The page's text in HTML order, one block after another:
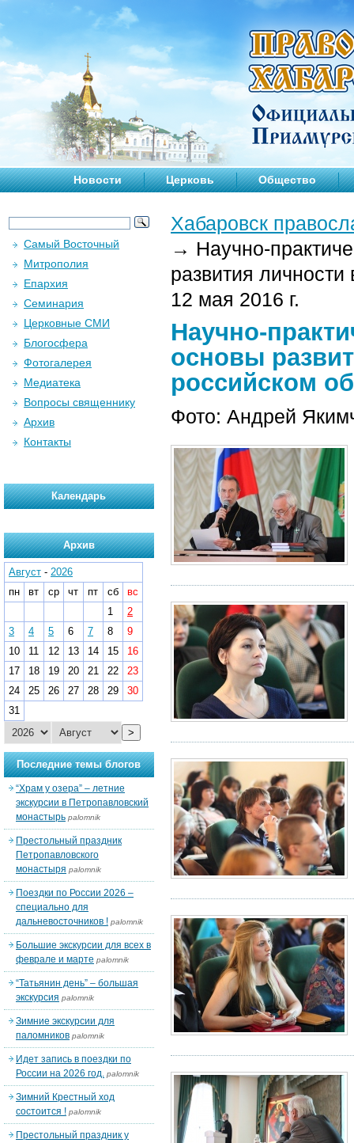
Новости Церковь Общество
Хабаровск
→ Научно-
развития
12 мая 2016 г.
Научно-
основы
российском
Фото: Андрей
Самый Восточный
Митрополия
Епархия
Семинария
Церковные СМИ
Блогосфера
Фотогалерея
Медиатека
Вопросы священнику
Архив
Контакты
Календарь
Архив
Август - 2026
пн
вт ср чт пт сб
вс
1
2
3
4 5 6 7 8
9
10
11 12 13 14 15
16
17
18 19 20 21 22
23
24
25 26 27 28 29
30
31
>
Последние темы блогов
“Храм у озера” – летние
экскурсии в Петропавловский
монастырь palomnik
Престольный праздник
Петропавловского
монастыря palomnik
Поездки по России 2026 –
специально для
дальневосточников ! palomnik
Большие экскурсии для всех в
феврале и марте palomnik
“Татьянин день” – большая
экскурсия palomnik
Зимние экскурсии для
паломников palomnik
Идет запись в поездки по
России на 2026 год. palomnik
Зимний Крестный ход
состоится ! palomnik
Престольный праздник у